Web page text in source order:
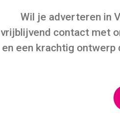
Wil je adverteren in
vrijblijvend contact met
en een krachtig ontwerp